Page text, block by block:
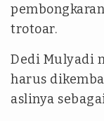
trotoar.
Dedi Mulyadi
harus
aslinya